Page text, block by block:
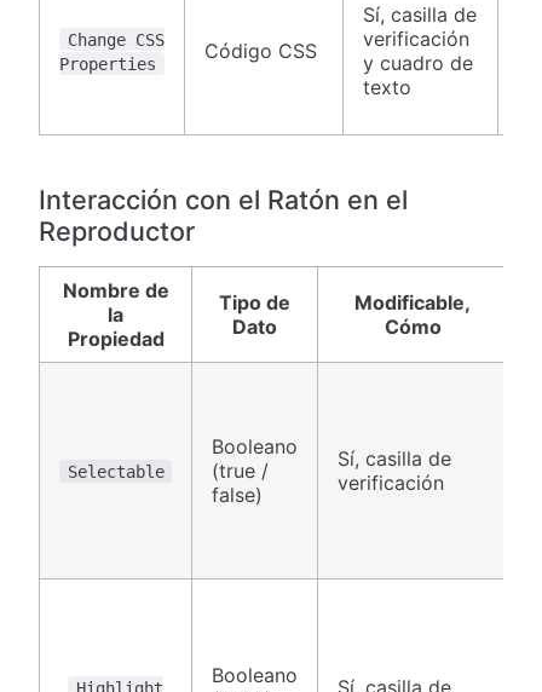
Change CSS
Properties
Código CSS
Sí, casilla de
verificación
y cuadro de
texto
Interacción con el Ratón en el
Reproductor
Nombre de
la
Propiedad
Tipo de
Dato
Modificable,
Cómo
Selectable
Booleano
(true /
false)
Sí, casilla de
verificación
Highlight
Booleano
Sí, casilla de